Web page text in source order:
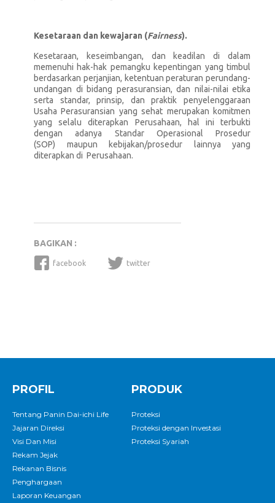
Kesetaraan dan kewajaran (Fairness).
Kesetaraan, keseimbangan, dan keadilan di dalam
memenuhi hak-hak pemangku kepentingan yang timbul
berdasarkan perjanjian, ketentuan peraturan perundang-
undangan di bidang perasuransian, dan nilai-nilai etika
serta standar, prinsip, dan praktik penyelenggaraan
Usaha Perasuransian yang sehat merupakan komitmen
yang selalu diterapkan Perusahaan, hal ini terbukti
dengan adanya Standar Operasional Prosedur
(SOP) maupun kebijakan/prosedur lainnya yang
diterapkan di Perusahaan.
BAGIKAN :
facebook twitter
PROFIL
Tentang Panin Dai-ichi Life
Jajaran Direksi
Visi Dan Misi
Rekam Jejak
Rekanan Bisnis
Penghargaan
Laporan Keuangan
PRODUK
Proteksi
Proteksi dengan Investasi
Proteksi Syariah